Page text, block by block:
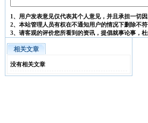
1、用户发表意见仅代表其个人意见，并且承担一切
2、本站管理人员有权在不通知用户的情况下删除不
3、请客观的评价您所看到的资讯，提倡就事论事，
相关文章
没有相关文章